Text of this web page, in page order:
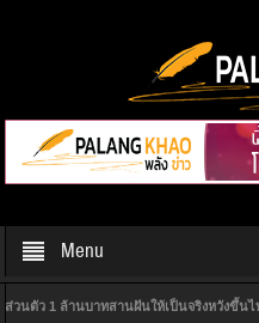
Menu
ทสานฝันให้เป็นจริงหวังขึ้นไทยลีก 2